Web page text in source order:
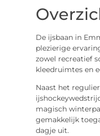
De ijsbaan in
plezierige
zowel recreatief
kleedruimtes en
Naast het
magisch
gemakkelijk
dagje uit.